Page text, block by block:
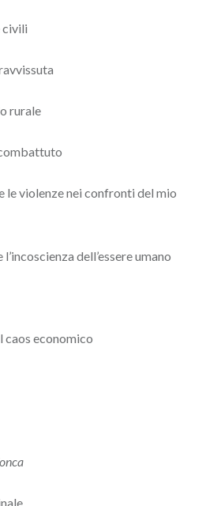
civili
rurale
le violenze nei confronti del mio
dell’essere umano
caos economico